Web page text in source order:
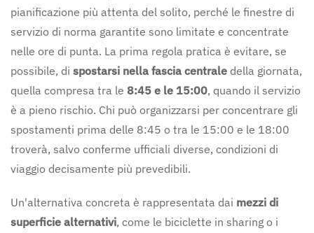
pianificazione più attenta del solito, perché le finestre di
servizio di norma garantite sono limitate e concentrate
nelle ore di punta. La prima regola pratica è evitare, se
possibile, di spostarsi nella fascia centrale della giornata,
quella compresa tra le 8:45 e le 15:00, quando il servizio
è a pieno rischio. Chi può organizzarsi per concentrare gli
spostamenti prima delle 8:45 o tra le 15:00 e le 18:00
troverà, salvo conferme ufficiali diverse, condizioni di
viaggio decisamente più prevedibili.
Un'alternativa concreta è rappresentata dai mezzi di
superficie alternativi, come le biciclette in sharing o i